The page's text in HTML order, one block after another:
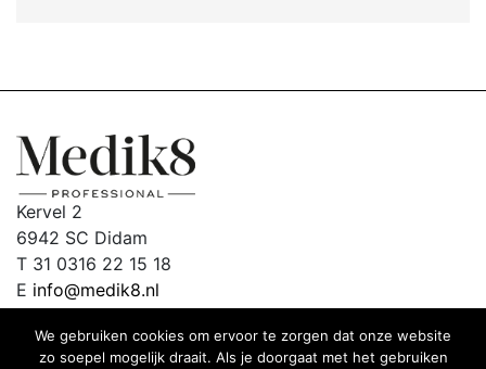
Kervel 2
6942 SC Didam
T 31 0316 22 15 18
E info@medik8.nl
We gebruiken cookies om ervoor te zorgen dat onze website
zo soepel mogelijk draait. Als je doorgaat met het gebruiken